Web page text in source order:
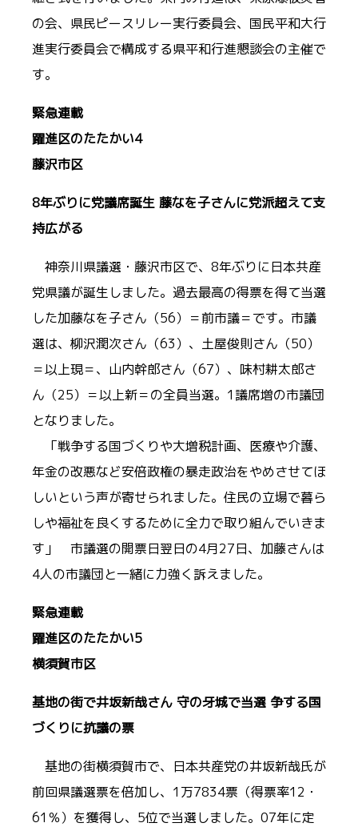
の会、県民ピースリレー実行委員会、国民平和大行
進実行委員会で構成する県平和行進懇談会の主催で
す。
緊急連載
躍進区のたたかい4
藤沢市区
8年ぶりに党議席誕生 藤なを子さんに党派超えて支
持広がる
神奈川県議選・藤沢市区で、8年ぶりに日本共産
党県議が誕生しました。過去最高の得票を得て当選
した加藤なを子さん（56）＝前市議＝です。市議
選は、柳沢潤次さん（63）、土屋俊則さん（50）
＝以上現＝、山内幹郎さん（67）、味村耕太郎さ
ん（25）＝以上新＝の全員当選。1議席増の市議団
となりました。
「戦争する国づくりや大増税計画、医療や介護、
年金の改悪など安倍政権の暴走政治をやめさせてほ
しいという声が寄せられました。住民の立場で暮ら
しや福祉を良くするために全力で取り組んでいきま
す」 市議選の開票日翌日の4月27日、加藤さんは
4人の市議団と一緒に力強く訴えました。
緊急連載
躍進区のたたかい5
横須賀市区
基地の街で井坂新哉さん 守の牙城で当選 争する国
づくりに抗議の票
基地の街横須賀市で、日本共産党の井坂新哉氏が
前回県議選票を倍加し、1万7834票（得票率12・
61％）を獲得し、5位で当選しました。07年に定